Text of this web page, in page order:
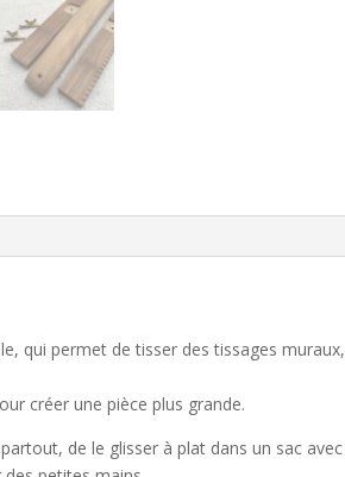
qui permet de tisser des tissages
créer une pièce plus grande.
de le glisser à plat dans un sac